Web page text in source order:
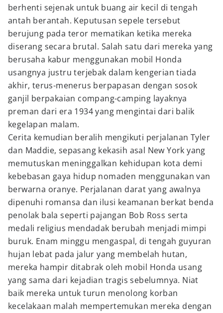
berhenti sejenak untuk buang air kecil di tengah
antah berantah. Keputusan sepele tersebut
berujung pada teror mematikan ketika mereka
diserang secara brutal. Salah satu dari mereka yang
berusaha kabur menggunakan mobil Honda
usangnya justru terjebak dalam kengerian tiada
akhir, terus-menerus berpapasan dengan sosok
ganjil berpakaian compang-camping layaknya
preman dari era 1934 yang mengintai dari balik
kegelapan malam.
Cerita kemudian beralih mengikuti perjalanan Tyler
dan Maddie, sepasang kekasih asal New York yang
memutuskan meninggalkan kehidupan kota demi
kebebasan gaya hidup nomaden menggunakan van
berwarna oranye. Perjalanan darat yang awalnya
dipenuhi romansa dan ilusi keamanan berkat benda
penolak bala seperti pajangan Bob Ross serta
medali religius mendadak berubah menjadi mimpi
buruk. Enam minggu mengaspal, di tengah guyuran
hujan lebat pada jalur yang membelah hutan,
mereka hampir ditabrak oleh mobil Honda usang
yang sama dari kejadian tragis sebelumnya. Niat
baik mereka untuk turun menolong korban
kecelakaan malah mempertemukan mereka dengan